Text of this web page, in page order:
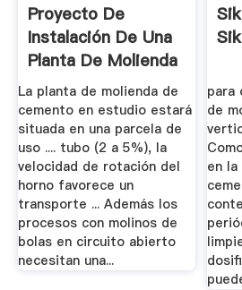
Proyecto De
Instalación De Una
Planta De Molienda
De.
La planta de molienda de
cemento en estudio estará
situada en una parcela de
uso .... tubo (2 a 5%), la
velocidad de rotación del
horno favorece un
transporte ... Además los
procesos con molinos de
bolas en circuito abierto
necesitan una...
para
de
en